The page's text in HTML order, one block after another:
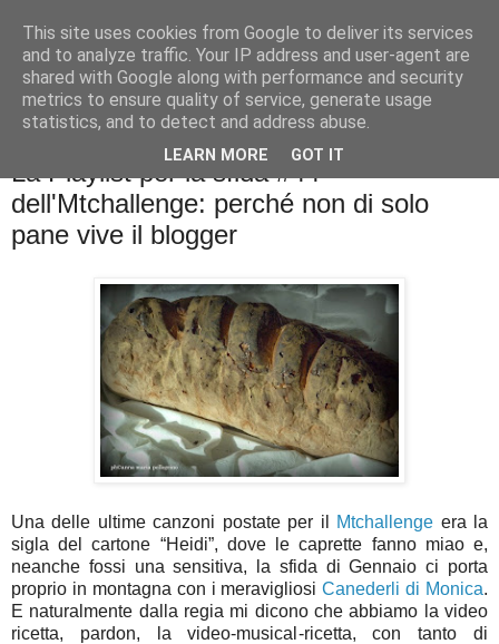
La cucina di QB
Se l'uomo è ciò che mangia il cuoco è ciò che cucina?
La Playlist per la sfida #44
dell'Mtchallenge: perché non di solo
pane vive il blogger
Una delle ultime canzoni postate per il Mtchallenge era la
sigla del cartone “Heidi”, dove le caprette fanno miao e,
neanche fossi una sensitiva, la sfida di Gennaio ci porta
proprio in montagna con i meravigliosi Canederli di Monica.
E naturalmente dalla regia mi dicono che abbiamo la video
ricetta, pardon, la video-musical-ricetta, con tanto di
This site uses cookies from Google to deliver its services
and to analyze traffic. Your IP address and user-agent are
shared with Google along with performance and security
metrics to ensure quality of service, generate usage
statistics, and to detect and address abuse.
LEARN MORE GOT IT